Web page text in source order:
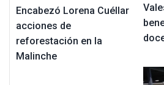
Encabezó Lorena Cuéllar
acciones de
reforestación en la
Malinche